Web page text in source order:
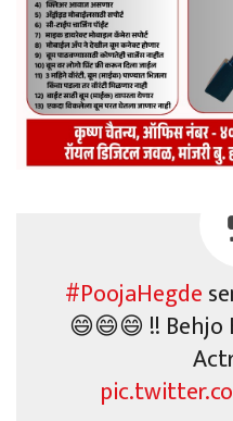
#PoojaHegde
😄😄😄 !! Behjo